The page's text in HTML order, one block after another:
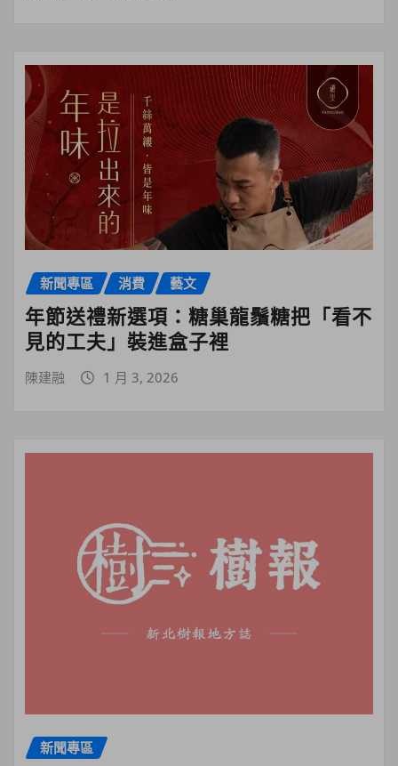
新聞專區 消費 藝文
年節送禮新選項：糖巢龍鬚糖把「看不
見的工夫」裝進盒子裡
陳建融 1 月 3, 2026
新聞專區